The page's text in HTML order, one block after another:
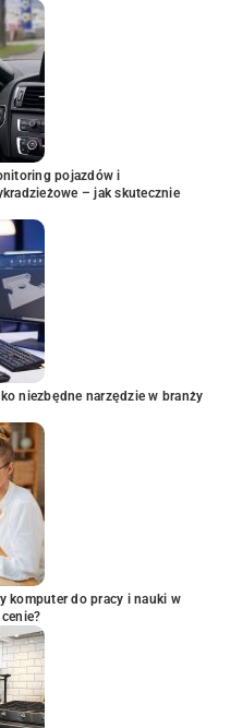
pojazdów i
– jak skutecznie
niezbędne narzędzie w branży
komputer do pracy i nauki w